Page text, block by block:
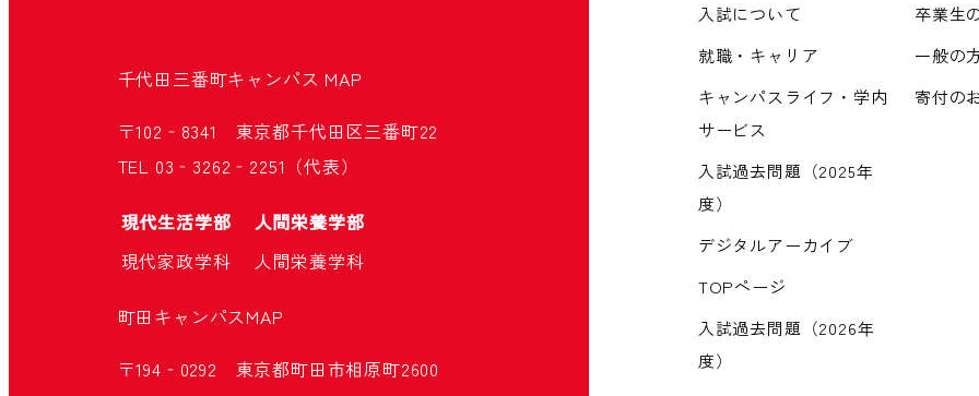
千代田三番町キャンパス MAP
〒102‐8341 東京都千代田区三番町22
TEL 03‐3262‐2251（代表）
現代生活学部
人間栄養学部
現代家政学科
人間栄養学科
町田キャンパスMAP
〒194‐0292 東京都町田市相原町2600
入試について
就職・キャリア
キャンパスライフ・学内
サービス
入試過去問題（2025年
度）
デジタルアーカイブ
TOPページ
入試過去問題（2026年
度）
卒業生
一般の
寄付の